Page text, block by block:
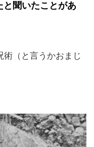
と聞いたことがあ
術（と言うかおまじ